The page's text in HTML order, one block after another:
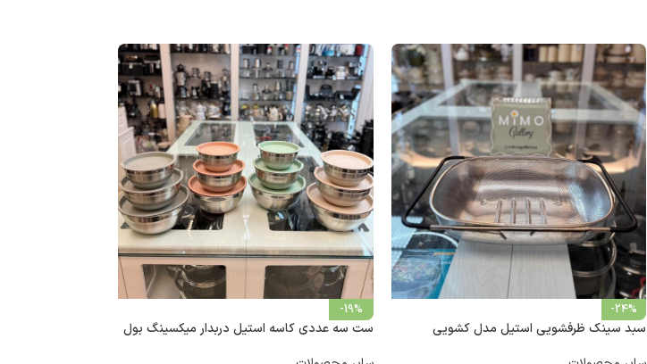
-24%
سبد سینک ظرفشویی استیل مدل کشویی
-19%
ست سه عددی کاسه استیل دربدار میکسینگ بول